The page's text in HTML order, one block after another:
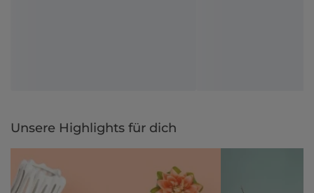
Unsere Highlights für dich